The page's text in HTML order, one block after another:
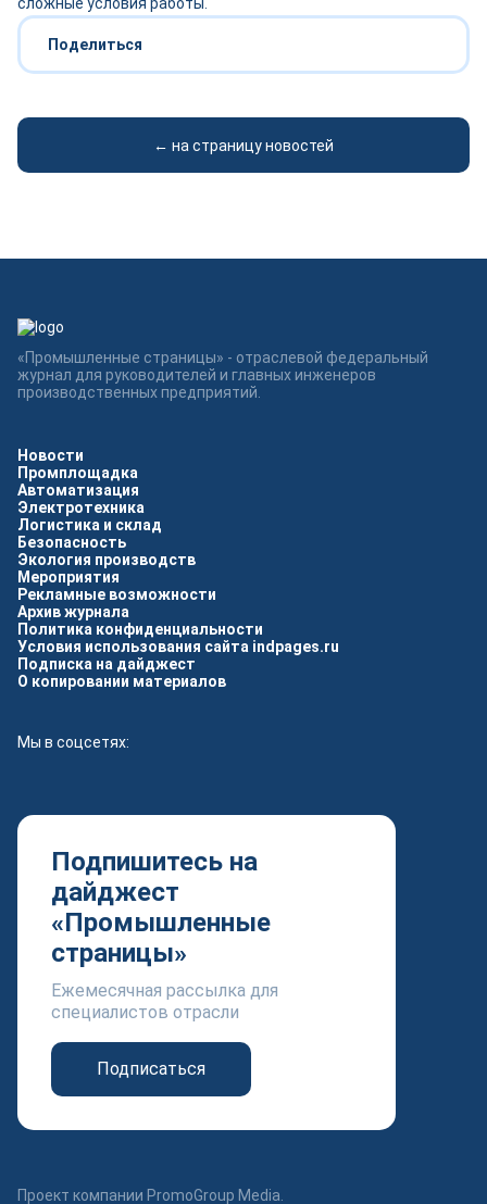
Поделиться
← на страницу новостей
Новости
Промплощадка
Автоматизация
Электротехника
Логистика и склад
Безопасность
Экология производств
Мероприятия
Рекламные возможности
Архив журнала
Политика конфиденциальности
Условия использования сайта indpages.ru
Подписка на дайджест
О копировании материалов
Мы в соцсетях:
Подпишитесь на
дайджест
«Промышленные
страницы»
Ежемесячная рассылка для
специалистов отрасли
Подписаться
«Промышленные страницы» - отраслевой федеральный
журнал для руководителей и главных инженеров
производственных предприятий.
Проект компании PromoGroup Media.